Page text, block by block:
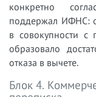
конкретно
поддержал ИФНС:
в совокупности с
образовало
отказа в вычете.
Блок 4.